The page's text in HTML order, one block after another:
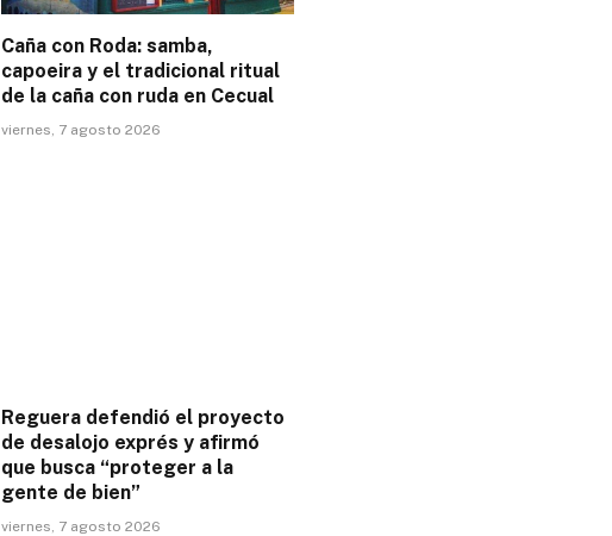
Caña con Roda: samba,
capoeira y el tradicional ritual
de la caña con ruda en Cecual
viernes, 7 agosto 2026
Reguera defendió el proyecto
de desalojo exprés y afirmó
que busca “proteger a la
gente de bien”
viernes, 7 agosto 2026